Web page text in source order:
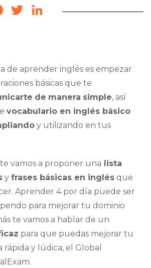
Facebook
TwitterLinkedIn
de aprender inglés es empezar
básicas que te
de manera simple, así
vocabulario en inglés básico
y utilizando en tus
vamos a proponer una lista
y frases básicas en inglésque
Aprender 4 por día puede ser
para mejorar tu dominio
te vamos a hablar de un
para que puedas mejorar tu
rápida y lúdica, el Global